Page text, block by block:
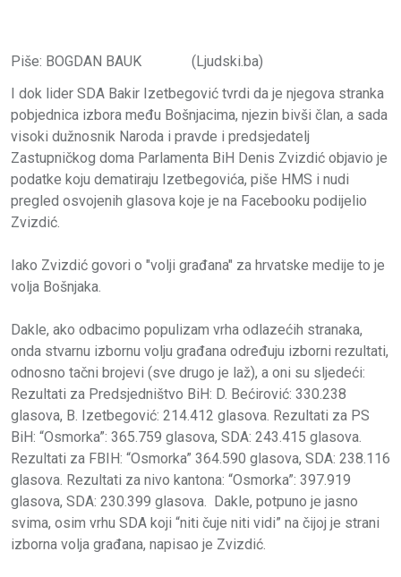
Piše: BOGDAN BAUK (Ljudski.ba)
I dok lider SDA Bakir Izetbegović tvrdi da je njegova stranka
pobjednica izbora među Bošnjacima, njezin bivši član, a sada
visoki dužnosnik Naroda i pravde i predsjedatelj
Zastupničkog doma Parlamenta BiH Denis Zvizdić objavio je
podatke koju dematiraju Izetbegovića, piše HMS i nudi
pregled osvojenih glasova koje je na Facebooku podijelio
Zvizdić.
Iako Zvizdić govori o "volji građana" za hrvatske medije to je
volja Bošnjaka.
Dakle, ako odbacimo populizam vrha odlazećih stranaka,
onda stvarnu izbornu volju građana određuju izborni rezultati,
odnosno tačni brojevi (sve drugo je laž), a oni su sljedeći:
Rezultati za Predsjedništvo BiH: D. Bećirović: 330.238
glasova, B. Izetbegović: 214.412 glasova. Rezultati za PS
BiH: “Osmorka”: 365.759 glasova, SDA: 243.415 glasova.
Rezultati za FBIH: “Osmorka” 364.590 glasova, SDA: 238.116
glasova. Rezultati za nivo kantona: “Osmorka”: 397.919
glasova, SDA: 230.399 glasova. Dakle, potpuno je jasno
svima, osim vrhu SDA koji “niti čuje niti vidi” na čijoj je strani
izborna volja građana, napisao je Zvizdić.